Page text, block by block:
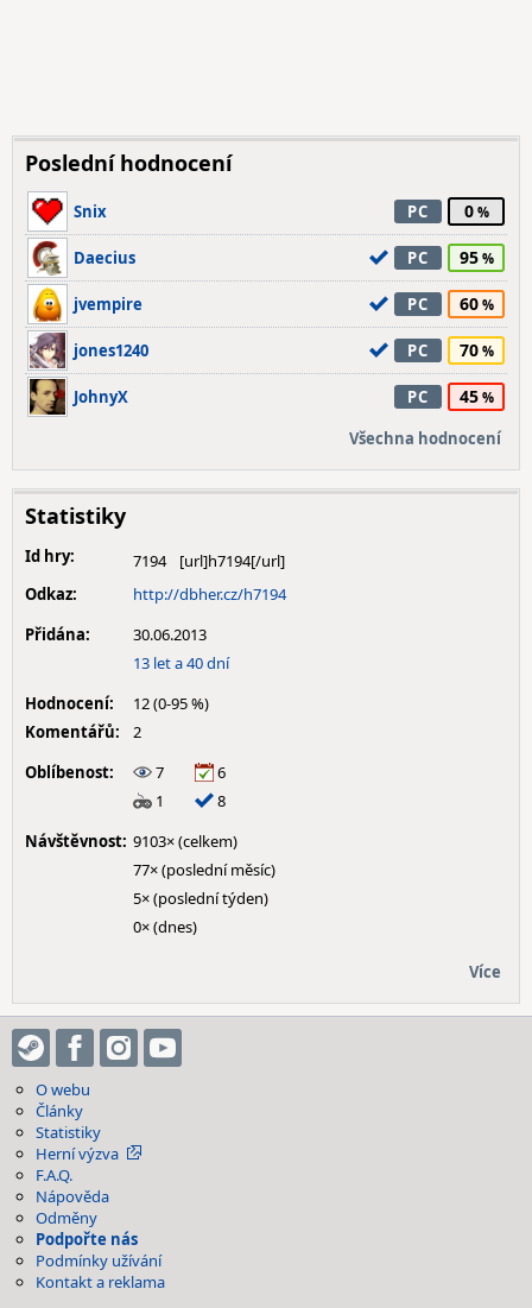
Poslední hodnocení
Snix PC 0
Daecius PC 95
jvempire PC 60
jones1240 PC 70
JohnyX PC 45
Všechna hodnocení
Statistiky
Id hry:
7194
Odkaz:
http://dbher.cz/h7194
Přidána:
30.06.2013
13 let a 40 dní
Hodnocení:
12 (0-95 %)
Komentářů:
2
Oblíbenost:
7
6
1
8
Návštěvnost: 9103× (celkem)
77× (poslední měsíc)
5× (poslední týden)
0× (dnes)
Více
O webu
Články
Statistiky
Herní výzva
F.A.Q.
Nápověda
Odměny
Podpořte nás
Podmínky užívání
Kontakt a reklama